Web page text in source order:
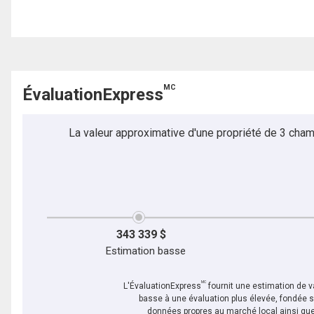
ÉvaluationExpress MC
La valeur approximative d'une propriété de 3
343 339 $
Estimation basse
L'ÉvaluationExpressMC fournit une estimation de
basse à une évaluation plus élevée,
données propres au marché local ainsi